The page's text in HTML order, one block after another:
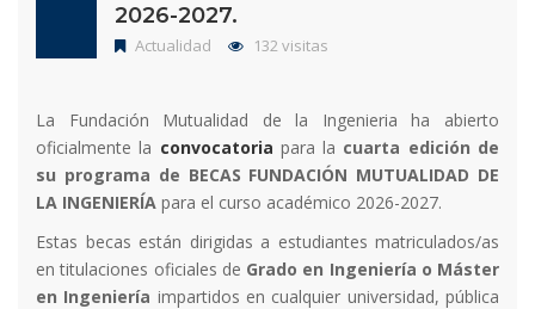
2026-2027.
Actualidad 132 visitas
La Fundación Mutualidad de la Ingenieria ha abierto
oficialmente la convocatoria para la cuarta edición de
su programa de BECAS FUNDACIÓN MUTUALIDAD DE
LA INGENIERÍA para el curso académico 2026-2027.
Estas becas están dirigidas a estudiantes matriculados/as
en titulaciones oficiales de Grado en Ingeniería o Máster
en Ingeniería impartidos en cualquier universidad, pública